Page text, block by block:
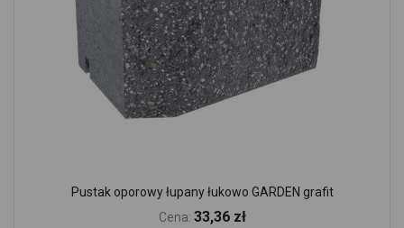
Pustak oporowy łupany łukowo GARDEN grafit
Cena: 33,36 zł